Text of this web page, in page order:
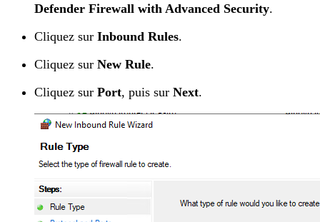
Defender Firewall with Advanced Security.
Cliquez sur Inbound Rules.
Cliquez sur New Rule.
Cliquez sur Port, puis sur Next.